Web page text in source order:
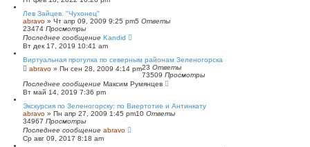
Лев Зайцев. "Чухонец"
abravo » Чт апр 09, 2009 9:25 pm5 Ответы
23474 Просмотры
Последнее сообщение Kandid
Вт дек 17, 2019 10:41 am
Виртуальная прогулка по северным районам Зеленогорска
abravo » Пн сен 28, 2009 4:14 pm23 Ответы
73509 Просмотры
Последнее сообщение Максим Румянцев
Вт май 14, 2019 7:36 pm
Экскурсия по Зеленогорску: по Виертотие и Антинкату
abravo » Пн апр 27, 2009 1:45 pm10 Ответы
34967 Просмотры
Последнее сообщение abravo
Ср авг 09, 2017 8:18 am